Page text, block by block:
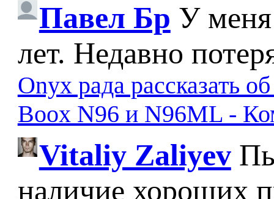
Павел Бр У меня
лет. Недавно
Onyx рада рассказать
Boox N96 и N96ML -
Vitaliy Zaliyev
наличие хороших